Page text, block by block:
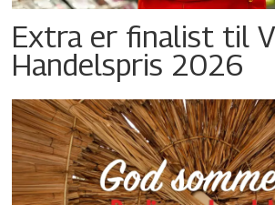
Extra er finalist til
Handelspris 2026